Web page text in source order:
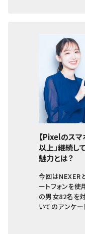
【Pixelのス
以上」継続し
魅力とは？
今回はNEXER
ートフォンを使
の男女82名を
いてのアンケー